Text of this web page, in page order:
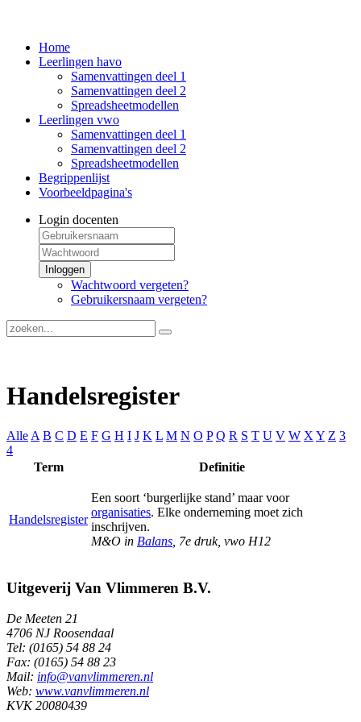
Home
Leerlingen havo
Samenvattingen deel 1
Samenvattingen deel 2
Spreadsheetmodellen
Leerlingen vwo
Samenvattingen deel 1
Samenvattingen deel 2
Spreadsheetmodellen
Begrippenlijst
Voorbeeldpagina's
Login docenten
Inloggen
Wachtwoord vergeten?
Gebruikersnaam vergeten?
Handelsregister
Alle A B C D E F G H I J K L M N O P Q R S T U V W X Y Z 3
4
Term
Definitie
Handelsregister
Een soort ‘burgerlijke stand’ maar voor
organisaties. Elke onderneming moet zich
inschrijven.
M&O in Balans , 7e druk, vwo H12
Uitgeverij Van Vlimmeren B.V.
De Meeten 21
4706 NJ Roosendaal
Tel: (0165) 54 88 24
Fax: (0165) 54 88 23
Mail: info@vanvlimmeren.nl
Web: www.vanvlimmeren.nl
KVK 20080439